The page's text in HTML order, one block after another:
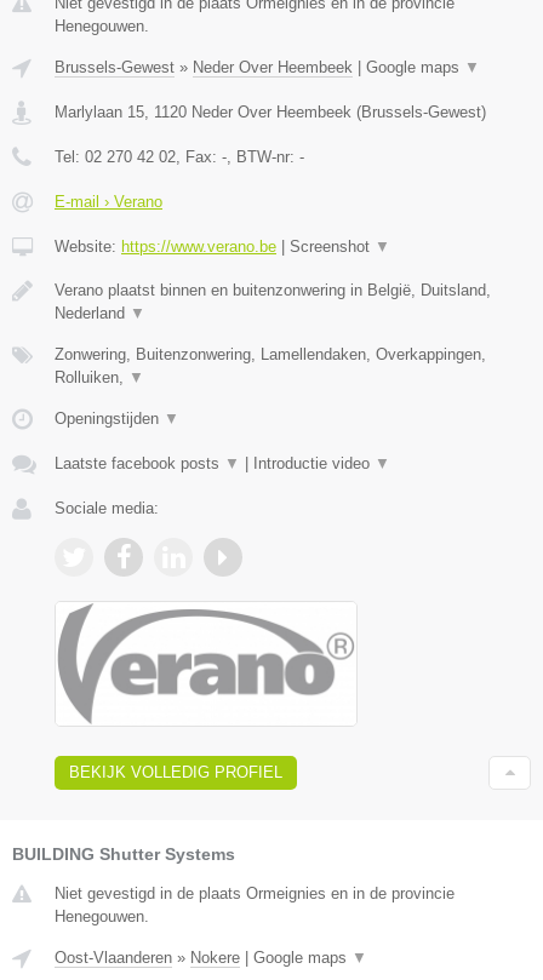
Henegouwen.
Brussels-Gewest » Neder Over Heembeek Google maps ▼
Marlylaan 15 1120 Neder Over Heembeek (Brussels-Gewest)
Tel: 02 270 42 02 , Fax: - , BTW-nr: -
E-mail › Verano
Website: https://www.verano.be Screenshot ▼
Verano plaatst binnen en buitenzonwering in België, Duitsland,
Nederland ▼
Zonwering, Buitenzonwering, Lamellendaken, Overkappingen,
Rolluiken,
▼
Openingstijden ▼
Laatste facebook posts ▼ Introductie video ▼
Sociale media:
BEKIJK VOLLEDIG PROFIEL
BUILDING Shutter Systems
Niet gevestigd in de plaats Ormeignies en in de provincie
Henegouwen.
Oost-Vlaanderen » Nokere Google maps ▼